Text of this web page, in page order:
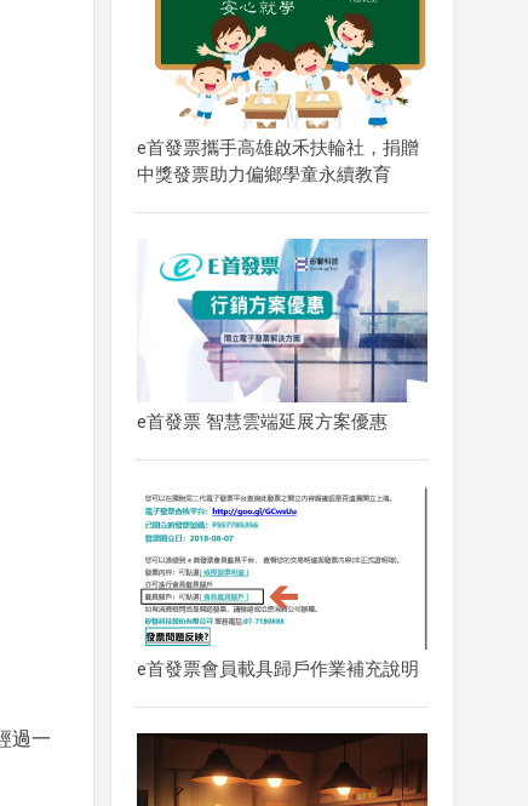
過一
e首發票攜手高雄啟禾扶輪社，捐贈
中獎發票助力偏鄉學童永續教育
e首發票 智慧雲端延展方案優惠
e首發票會員載具歸戶作業補充說明